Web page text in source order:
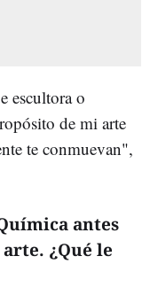
escultora o
de mi arte
te conmuevan",
antes
¿Qué le